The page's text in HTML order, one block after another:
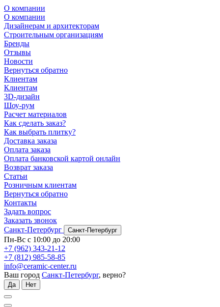
О компании
О компании
Дизайнерам и архитекторам
Строительным организациям
Бренды
Отзывы
Новости
Вернуться обратно
Клиентам
Клиентам
3D-дизайн
Шоу-рум
Расчет материалов
Как сделать заказ?
Как выбрать плитку?
Доставка заказа
Оплата заказа
Оплата банковской картой онлайн
Возврат заказа
Статьи
Розничным клиентам
Вернуться обратно
Контакты
Задать вопрос
Заказать звонок
Санкт-Петербург
Санкт-Петербург
Пн-Вс с 10:00 до 20:00
+7 (962) 343-21-12
+7 (812) 985-58-85
info@ceramic-center.ru
Ваш город Санкт-Петербург, верно?
Да Нет